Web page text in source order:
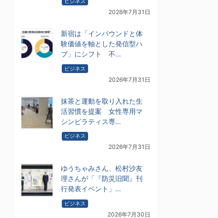
2026年7月31日
新宿は「インバウンドと体
験価値を軸とした発信型ハ
ブ」にシフト 不…
ビジネス
2026年7月31日
抹茶と運動を取り入れた生
活習慣を提案 女性専用マ
シンピラティス専…
ビジネス
2026年7月31日
ゆうちゃみさん、松村沙友
理さんが「『防災旧聞』刊
行発表イベント」…
ビジネス
2026年7月30日